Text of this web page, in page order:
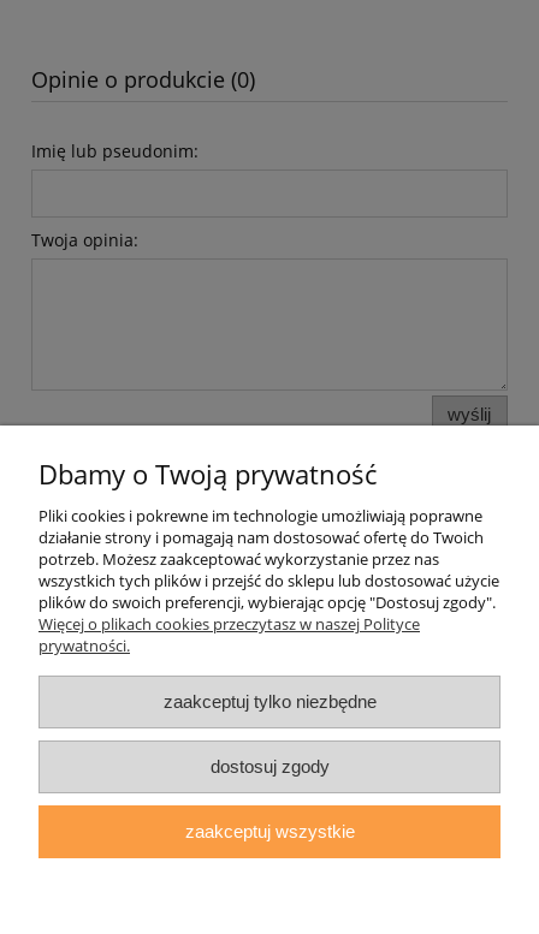
Opinie o produkcie (0)
Imię lub pseudonim:
Twoja opinia:
wyślij
Pomoc
Moje konto
Informacje
O nas
ul. Grodzka Nr 23, 67-200 Głogów | woj. dolnośląskie
| tel.: 513093168 | email:sklep@daryziol.pl| NIP: 6921579498 |
Dbamy o Twoją prywatność
Pliki cookies i pokrewne im technologie umożliwiają poprawne
działanie strony i pomagają nam dostosować ofertę do Twoich
potrzeb. Możesz zaakceptować wykorzystanie przez nas
wszystkich tych plików i przejść do sklepu lub dostosować użycie
plików do swoich preferencji, wybierając opcję "Dostosuj zgody".
Więcej o plikach cookies przeczytasz w naszej Polityce
prywatności.
zaakceptuj tylko niezbędne
dostosuj zgody
zaakceptuj wszystkie